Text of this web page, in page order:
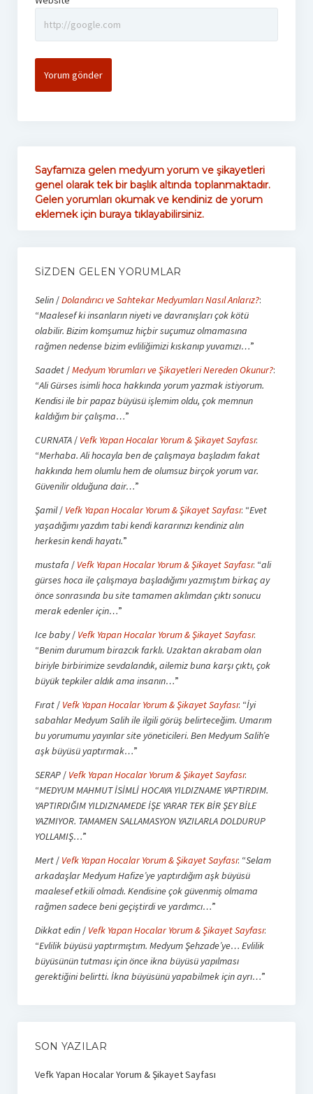
Sayfamıza gelen medyum yorum ve şikayetleri
genel olarak tek bir başlık altında toplanmaktadır.
Gelen yorumları okumak ve kendiniz de yorum
eklemek için buraya tıklayabilirsiniz.
SIZDEN GELEN YORUMLAR
Selin/Dolandırıcı ve Sahtekar Medyumları Nasıl Anlarız?:
“Maalesef ki insanların niyeti ve davranışları çok kötü
olabilir. Bizim komşumuz hiçbir suçumuz olmamasına
rağmen nedense bizim evliliğimizi kıskanıp yuvamızı…”
Saadet/Medyum Yorumları ve Şikayetleri Nereden Okunur?:
“Ali Gürses isimli hoca hakkında yorum yazmak istiyorum.
Kendisi ile bir papaz büyüsü işlemim oldu, çok memnun
kaldığım bir çalışma…”
CURNATA/ Vefk Yapan Hocalar Yorum & Şikayet Sayfası:
“Merhaba. Ali hocayla ben de çalışmaya başladım fakat
hakkında hem olumlu hem de olumsuz birçok yorum var.
Güvenilir olduğuna dair…”
Şamil/ Vefk Yapan Hocalar Yorum & Şikayet Sayfası: “Evet
yaşadığımı yazdım tabi kendi kararınızı kendiniz alın
herkesin kendi hayatı.”
mustafa / Vefk Yapan Hocalar Yorum & Şikayet Sayfası: “ali
gürses hoca ile çalışmaya başladığımı yazmıştım birkaç ay
önce sonrasında bu site tamamen aklımdan çıktı sonucu
merak edenler için…”
Ice baby/ Vefk Yapan Hocalar Yorum & Şikayet Sayfası:
“Benim durumum birazcık farklı. Uzaktan akrabam olan
biriyle birbirimize sevdalandık, ailemiz buna karşı çıktı, çok
büyük tepkiler aldık ama insanın…”
Fırat/ Vefk Yapan Hocalar Yorum & Şikayet Sayfası: “İyi
sabahlar Medyum Salih ile ilgili görüş belirteceğim. Umarım
bu yorumumu yayınlar site yöneticileri. Ben Medyum Salih’e
aşk büyüsü yaptırmak…”
SERAP/ Vefk Yapan Hocalar Yorum & Şikayet Sayfası:
“MEDYUM MAHMUT İSİMLİ HOCAYA YILDIZNAME YAPTIRDIM.
YAPTIRDIĞIM YILDIZNAMEDE İŞE YARAR TEK BİR ŞEY BİLE
YAZMIYOR. TAMAMEN SALLAMASYON YAZILARLA DOLDURUP
YOLLAMIŞ…”
Mert/ Vefk Yapan Hocalar Yorum & Şikayet Sayfası: “Selam
arkadaşlar Medyum Hafize’ye yaptırdığım aşk büyüsü
maalesef etkili olmadı. Kendisine çok güvenmiş olmama
rağmen sadece beni geçiştirdi ve yardımcı…”
Dikkat edin/ Vefk Yapan Hocalar Yorum & Şikayet Sayfası:
“Evlilik büyüsü yaptırmıştım. Medyum Şehzade’ye… Evlilik
büyüsünün tutması için önce ikna büyüsü yapılması
gerektiğini belirtti. İkna büyüsünü yapabilmek için ayrı…”
SON YAZILAR
Vefk Yapan Hocalar Yorum & Şikayet Sayfası